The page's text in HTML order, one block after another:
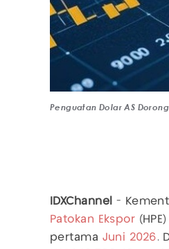
Penguatan Dolar AS
IDXChannel -
Patokan Ekspor
pertama Juni 2026 .